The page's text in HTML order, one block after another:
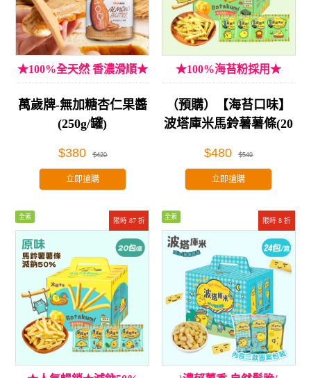
★100%全天然 香濃滑順★
萬歲牌-無加糖杏仁果醬
(250g/罐)
$380 $420
立即搶購
★100%海苔粉採用★
（預購）【海苔口味】
波塔庫米馬鈴薯薯條(20
$480 $549
立即搶購
限時 87 折
全素
限時 8 折
全素